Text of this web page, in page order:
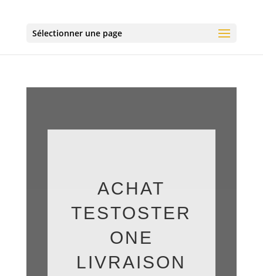
Sélectionner une page
ACHAT
TESTOSTER
ONE
LIVRAISON